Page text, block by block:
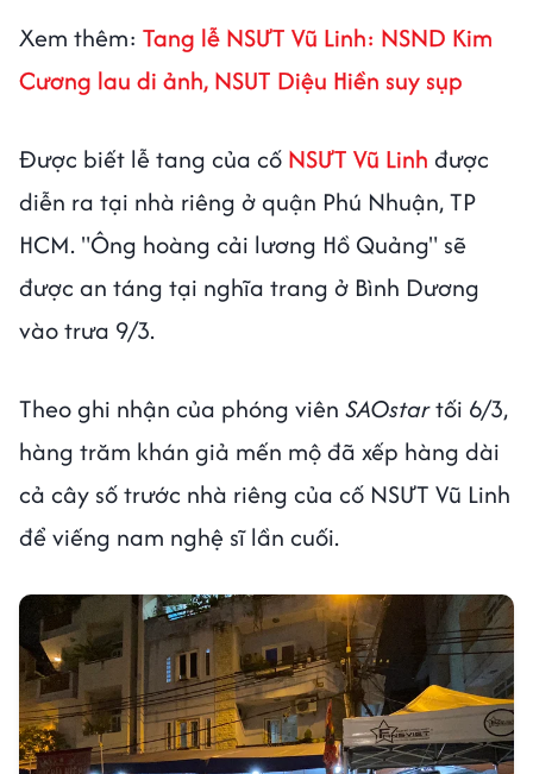
Xem thêm: Tang lễ NSƯT Vũ Linh: NSND Kim
Cương lau di ảnh, NSUT Diệu Hiền suy sụp
Được biết lễ tang của cố NSƯT Vũ Linh được
diễn ra tại nhà riêng ở quận Phú Nhuận, TP
HCM. "Ông hoàng cải lương Hồ Quảng" sẽ
được an táng tại nghĩa trang ở Bình Dương
vào trưa 9/3.
Theo ghi nhận của phóng viên SAOstartối 6/3,
hàng trăm khán giả mến mộ đã xếp hàng dài
cả cây số trước nhà riêng của cố NSƯT Vũ Linh
để viếng nam nghệ sĩ lần cuối.